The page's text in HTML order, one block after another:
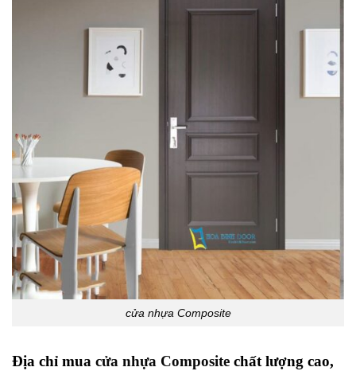
cửa nhựa Composite
Địa chỉ mua cửa nhựa Composite chất lượng cao,